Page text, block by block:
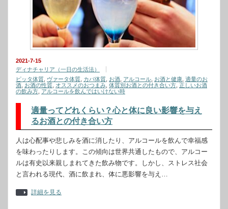
2021-7-15
ディナチャリア（一日の生活法）
ピッタ体質 ヴァータ体質 カパ体質 お酒 アルコール お酒と健康 適量のお
酒 お酒の性質 オススメのおつまみ 体質別お酒との付き合い方 正しいお酒
の飲み方 アルコールを飲んではいけない時
適量ってどれくらい？心と体に良い影響を与え
るお酒との付き合い方
人は心配事や悲しみを酒に消したり、アルコールを飲んで幸福感
を味わったりします。この傾向は世界共通したもので、アルコー
ルは有史以来親しまれてきた飲み物です。しかし、ストレス社会
と言われる現代、酒に飲まれ、体に悪影響を与え…
詳細を見る